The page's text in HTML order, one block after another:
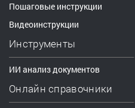
Пошаговые инструкции
Видеоинструкции
Инструменты
ИИ анализ документов
Онлайн справочники